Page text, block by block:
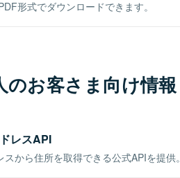
形式でダウンロードできます。
のお客さま向け情報
レスAPI
から住所を取得できる公式APIを提供。